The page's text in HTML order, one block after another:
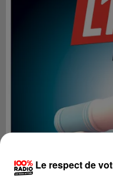
Le respect de